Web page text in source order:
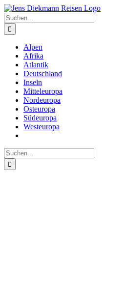
Zum
Inhalt
springen
Suche
nach:
Alpen
Afrika
Atlantik
Deutschland
Inseln
Mitteleuropa
Nordeuropa
Osteuropa
Südeuropa
Westeuropa
Suche
nach: